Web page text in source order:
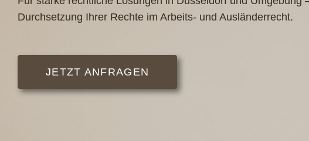
Durchsetzung Ihrer Rechte im Arbeits- und Ausländerrecht.
JETZT ANFRAGEN